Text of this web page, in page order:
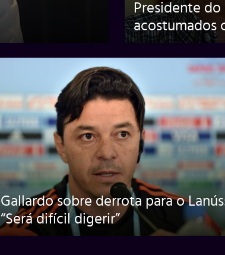
Presidente do
acostumados
Gallardo sobre derrota para o
“Será difícil digerir”